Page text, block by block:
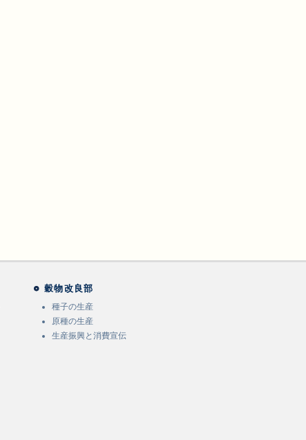
穀物改良部
種子の生産
原種の生産
生産振興と消費宣伝